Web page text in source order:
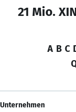
21 Mio.
A B C
Unternehmen